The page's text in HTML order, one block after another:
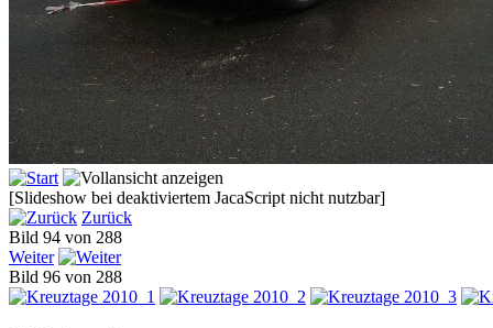
[Slideshow bei deaktiviertem JacaScript nicht nutzbar]
Zurück
Bild 94 von 288
Weiter
Bild 96 von 288